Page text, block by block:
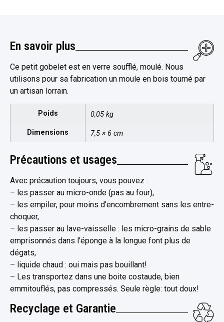
En savoir plus
Ce petit gobelet est en verre soufflé, moulé. Nous
utilisons pour sa fabrication un moule en bois tourné par
un artisan lorrain.
Poids 0,05 kg
Dimensions 7,5 × 6 cm
Précautions et usages
Avec précaution toujours, vous pouvez :
– les passer au micro-onde (pas au four),
– les empiler, pour moins d’encombrement sans les entre-
choquer,
– les passer au lave-vaisselle : les micro-grains de sable
emprisonnés dans l’éponge à la longue font plus de
dégats,
– liquide chaud : oui mais pas bouillant!
– Les transportez dans une boite costaude, bien
emmitouflés, pas compressés. Seule règle: tout doux!
Recyclage et Garantie